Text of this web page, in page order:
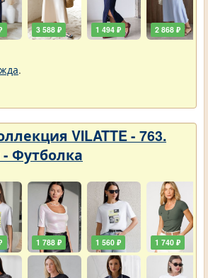
3 588 ₽ 1 494 ₽ 2 868 ₽
.
VILATTE - 763.
Футболка
1 788 ₽ 1 560 ₽ 1 740 ₽